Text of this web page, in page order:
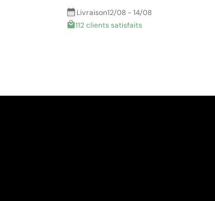
Livraison12/08 - 14/08
112 clients satisfaits